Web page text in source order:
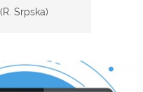
Srpska)